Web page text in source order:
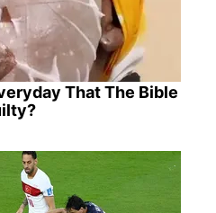
That The Bible